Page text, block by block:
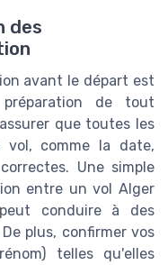
des
avant le départ est
de tout
que toutes les
vol, comme la date,
Une simple
entre un vol Alger
conduire à des
plus, confirmer vos
telles qu'elles